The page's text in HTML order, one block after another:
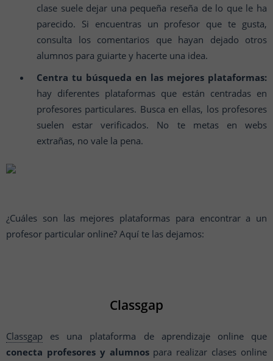
clase suele dejar una pequeña reseña de lo que le ha
parecido. Si encuentras un profesor que te gusta,
consulta los comentarios que hayan dejado otros
alumnos para guiarte y hacerte una idea.
Centra tu búsqueda en las mejores plataformas:
hay diferentes plataformas que están centradas en
profesores particulares. Busca en ellas, los profesores
suelen estar verificados. No te metas en webs
extrañas, no vale la pena.
¿Cuáles son las mejores plataformas para encontrar a un
profesor particular online? Aquí te las dejamos:
Classgap
Classgap es una plataforma de aprendizaje online que
conecta profesores y alumnospara realizar clases online